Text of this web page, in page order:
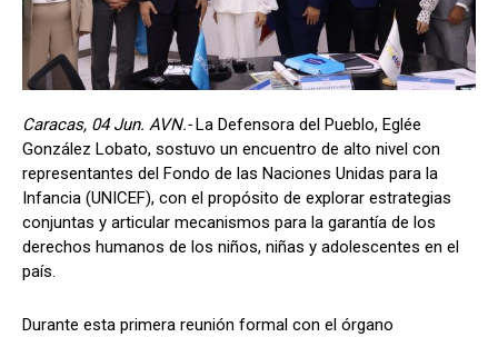
Caracas, 04 Jun. AVN.-La Defensora del Pueblo, Eglée
González Lobato, sostuvo un encuentro de alto nivel con
representantes del Fondo de las Naciones Unidas para la
Infancia (UNICEF), con el propósito de explorar estrategias
conjuntas y articular mecanismos para la garantía de los
derechos humanos de los niños, niñas y adolescentes en el
país.
Durante esta primera reunión formal con el órgano